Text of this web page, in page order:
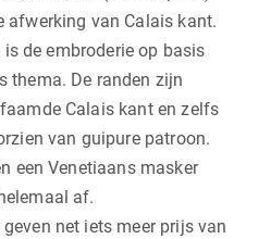
afwerking van Calais kant.
de embroderie op basis
thema. De randen zijn
Calais kant en zelfs
van guipure patroon.
een Venetiaans masker
af.
net iets meer prijs van